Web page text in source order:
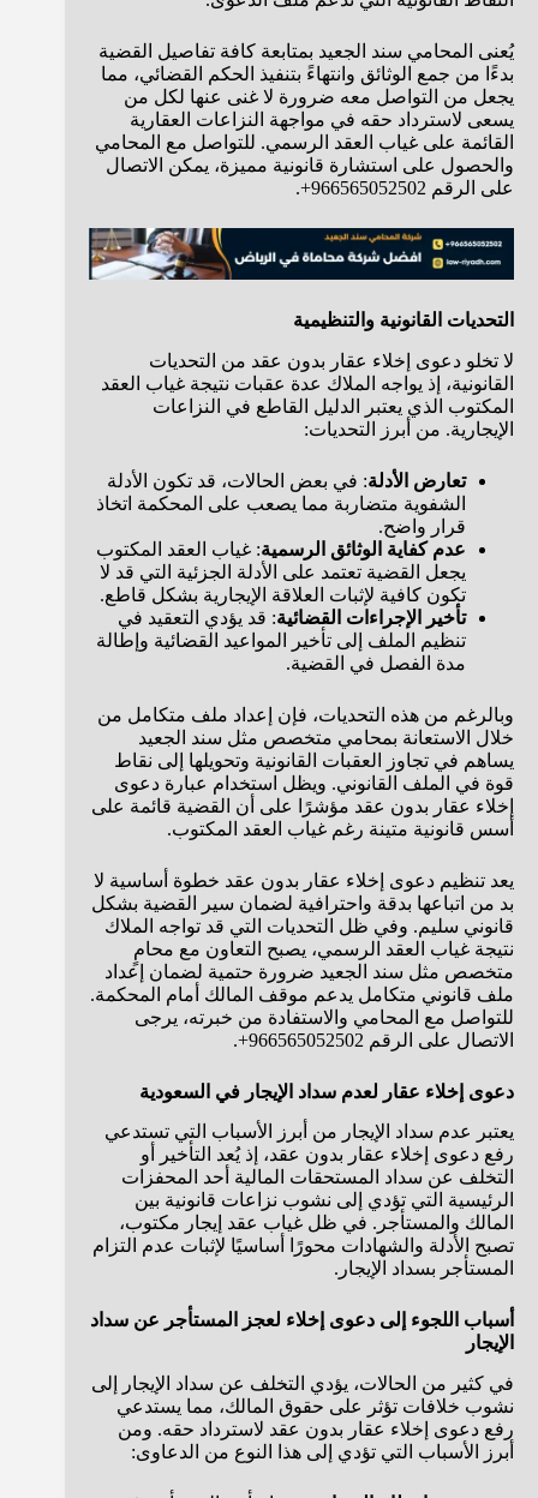
يُعنى المحامي سند الجعيد بمتابعة كافة تفاصيل القضية
بدءًا من جمع الوثائق وانتهاءً بتنفيذ الحكم القضائي، مما
يجعل من التواصل معه ضرورة لا غنى عنها لكل من
يسعى لاسترداد حقه في مواجهة النزاعات العقارية
القائمة على غياب العقد الرسمي. للتواصل مع المحامي
والحصول على استشارة قانونية مميزة، يمكن الاتصال
على الرقم 966565052502+.
التحديات القانونية والتنظيمية
لا تخلو دعوى إخلاء عقار بدون عقد من التحديات
القانونية، إذ يواجه الملاك عدة عقبات نتيجة غياب العقد
المكتوب الذي يعتبر الدليل القاطع في النزاعات
الإيجارية. من أبرز التحديات:
تعارض الأدلة: في بعض الحالات، قد تكون الأدلة
الشفوية متضاربة مما يصعب على المحكمة اتخاذ
قرار واضح.
عدم كفاية الوثائق الرسمية: غياب العقد المكتوب
يجعل القضية تعتمد على الأدلة الجزئية التي قد لا
تكون كافية لإثبات العلاقة الإيجارية بشكل قاطع.
تأخير الإجراءات القضائية: قد يؤدي التعقيد في
تنظيم الملف إلى تأخير المواعيد القضائية وإطالة
مدة الفصل في القضية.
وبالرغم من هذه التحديات، فإن إعداد ملف متكامل من
خلال الاستعانة بمحامي متخصص مثل سند الجعيد
يساهم في تجاوز العقبات القانونية وتحويلها إلى نقاط
قوة في الملف القانوني. ويظل استخدام عبارة دعوى
إخلاء عقار بدون عقد مؤشرًا على أن القضية قائمة على
أسس قانونية متينة رغم غياب العقد المكتوب.
يعد تنظيم دعوى إخلاء عقار بدون عقد خطوة أساسية لا
بد من اتباعها بدقة واحترافية لضمان سير القضية بشكل
قانوني سليم. وفي ظل التحديات التي قد تواجه الملاك
نتيجة غياب العقد الرسمي، يصبح التعاون مع محامٍ
متخصص مثل سند الجعيد ضرورة حتمية لضمان إعداد
ملف قانوني متكامل يدعم موقف المالك أمام المحكمة.
للتواصل مع المحامي والاستفادة من خبرته، يرجى
الاتصال على الرقم 966565052502+.
دعوى إخلاء عقار لعدم سداد الإيجار في السعودية
يعتبر عدم سداد الإيجار من أبرز الأسباب التي تستدعي
رفع دعوى إخلاء عقار بدون عقد، إذ يُعد التأخير أو
التخلف عن سداد المستحقات المالية أحد المحفزات
الرئيسية التي تؤدي إلى نشوب نزاعات قانونية بين
المالك والمستأجر. في ظل غياب عقد إيجار مكتوب،
تصبح الأدلة والشهادات محورًا أساسيًا لإثبات عدم التزام
المستأجر بسداد الإيجار.
أسباب اللجوء إلى دعوى إخلاء لعجز المستأجر عن سداد
الإيجار
في كثير من الحالات، يؤدي التخلف عن سداد الإيجار إلى
نشوب خلافات تؤثر على حقوق المالك، مما يستدعي
رفع دعوى إخلاء عقار بدون عقد لاسترداد حقه. ومن
أبرز الأسباب التي تؤدي إلى هذا النوع من الدعاوى: